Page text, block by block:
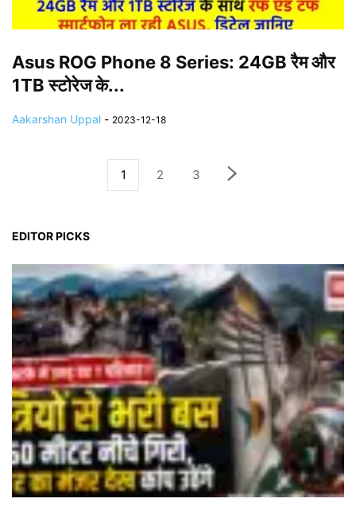
Asus ROG Phone 8 Series: 24GB रैम और
1TB स्टोरेज के...
Aakarshan Uppal - 2023-12-18
1 2 3
EDITOR PICKS